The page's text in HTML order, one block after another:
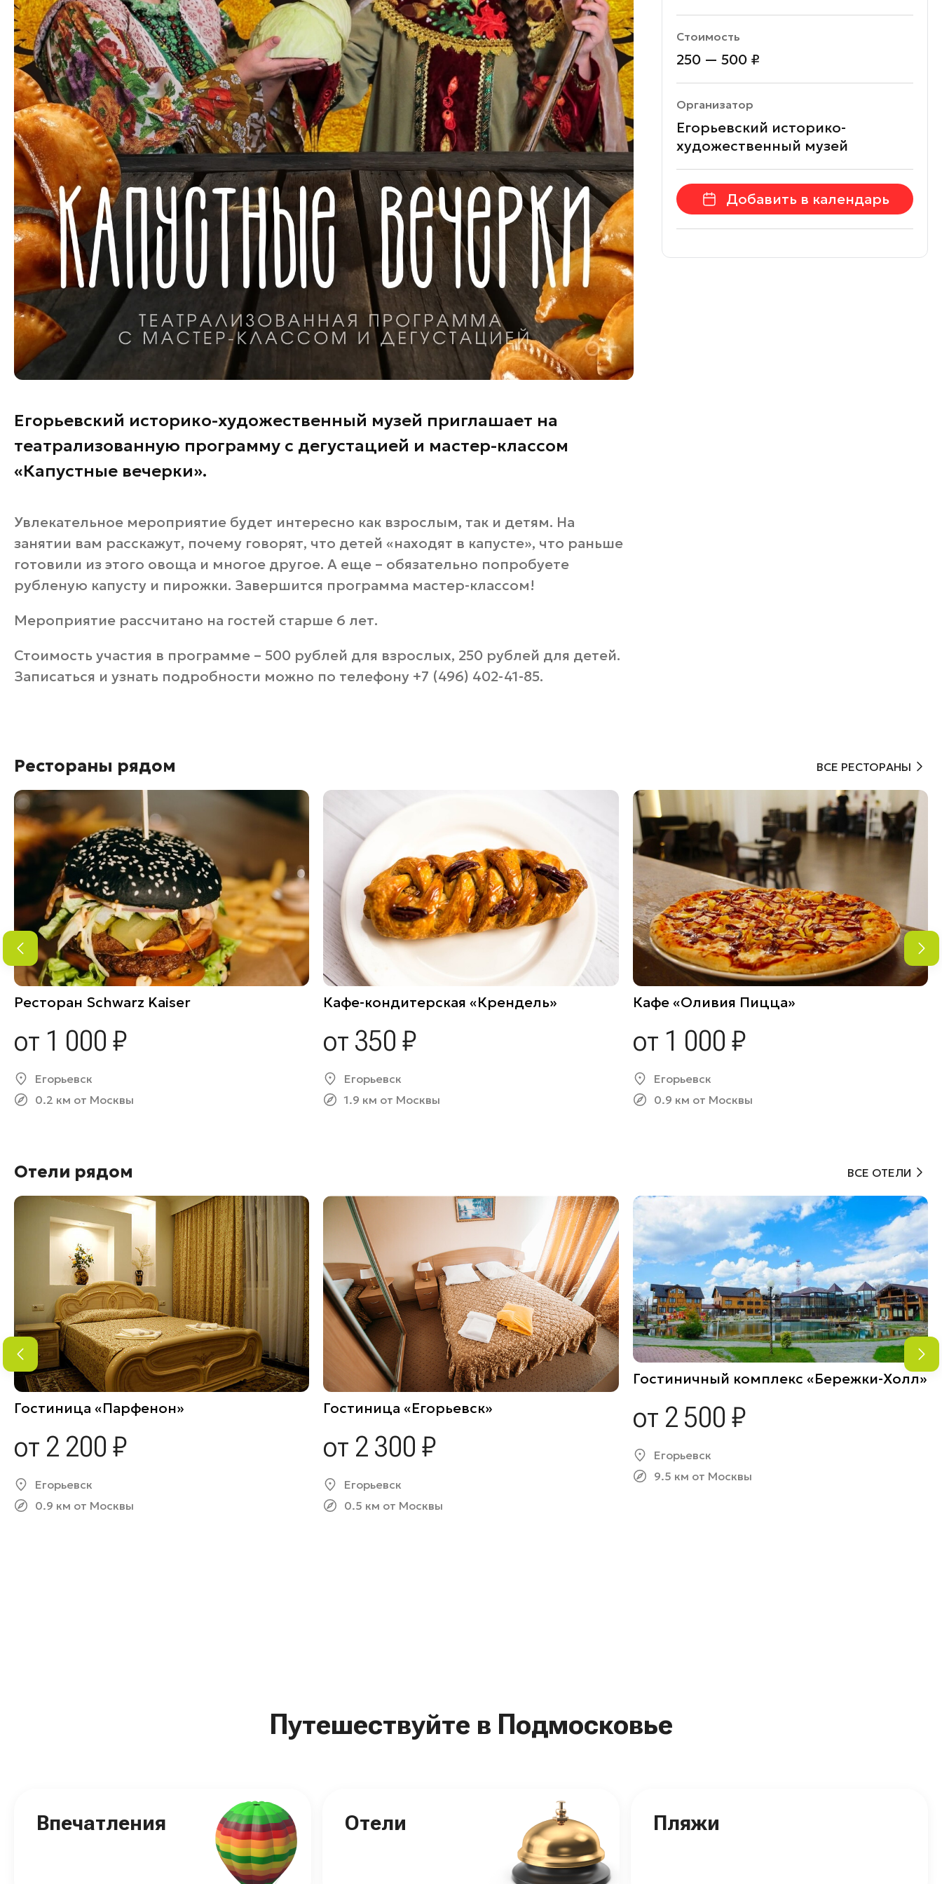
Егорьевский историко-художественный музей приглашает на
театрализованную программу с дегустацией и мастер-классом
«Капустные вечерки».
Увлекательное мероприятие будет интересно как взрослым, так и детям. На
занятии вам расскажут, почему говорят, что детей «находят в капусте», что раньше
готовили из этого овоща и многое другое. А еще – обязательно попробуете
рубленую капусту и пирожки. Завершится программа мастер-классом!
Мероприятие рассчитано на гостей старше 6 лет.
Стоимость участия в программе – 500 рублей для взрослых, 250 рублей для детей.
Записаться и узнать подробности можно по телефону +7 (496) 402-41-85.
Стоимость
250 — 500 ₽
Организатор
Егорьевский историко-
художественный музей
Добавить в календарь
Рестораны рядом ВСЕ РЕСТОРАНЫ
Ресторан Schwarz Kaiser
от 1 000 ₽
Егорьевск
0.2 км от Москвы
Кафе-кондитерская «Крендель»
от 350 ₽
Егорьевск
1.9 км от Москвы
Кафе «Оливия Пицца»
от 1 000 ₽
Егорьевск
0.9 км от Москвы
Отели рядом ВСЕ ОТЕЛИ
Гостиница «Парфенон»
от 2 200 ₽
Егорьевск
0.9 км от Москвы
Гостиница «Егорьевск»
от 2 300 ₽
Егорьевск
0.5 км от Москвы
Гостиничный комплекс «Бережки-Холл»
от 2 500 ₽
Егорьевск
9.5 км от Москвы
Путешествуйте в Подмосковье
Впечатления Отели Пляжи